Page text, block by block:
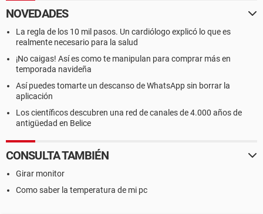
NOVEDADES
La regla de los 10 mil pasos. Un cardiólogo explicó lo que es
realmente necesario para la salud
¡No caigas! Así es como te manipulan para comprar más en
temporada navideña
Así puedes tomarte un descanso de WhatsApp sin borrar la
aplicación
Los científicos descubren una red de canales de 4.000 años de
antigüedad en Belice
CONSULTA TAMBIÉN
Girar monitor
Como saber la temperatura de mi pc